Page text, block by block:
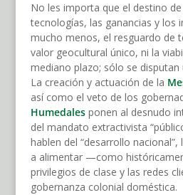
No les importa que el destino
tecnologías, las ganancias y los
mucho menos, el resguardo de
valor geocultural único, ni la
mediano plazo; sólo se
La creación y actuación de la
así como el veto de los
Humedalesponen al desnudo
del mandato extractivista
hablen del “desarrollo
a alimentar —como
privilegios de clase y las redes
gobernanza colonial doméstica.